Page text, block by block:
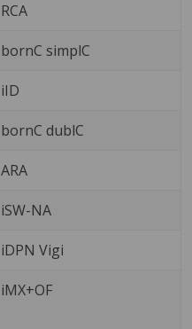
RCA
bornC simplC
iID
bornC dublC
ARA
iSW-NA
iDPN Vigi
iMX+OF